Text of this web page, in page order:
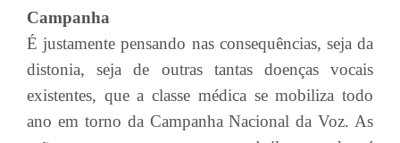
Campanha
É justamente pensando nas consequências, seja da
distonia, seja de outras tantas doenças vocais
existentes, que a classe médica se mobiliza todo
ano em torno da Campanha Nacional da Voz. As